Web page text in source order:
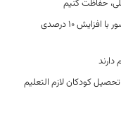
حفاظت کنیم
موافقت سازمان شهرداری‌ها و دهیاری‌های وزارت کشور با افزایش ۱۰ درصدی
دارند
کودکان لازم التعلیم